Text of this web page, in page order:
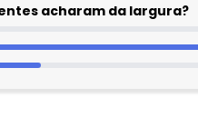
acharam da largura?